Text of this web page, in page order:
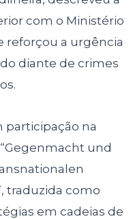
com o Ministério
reforçou a urgência
diante de crimes
participação na
und
traduzida como
em cadeias de